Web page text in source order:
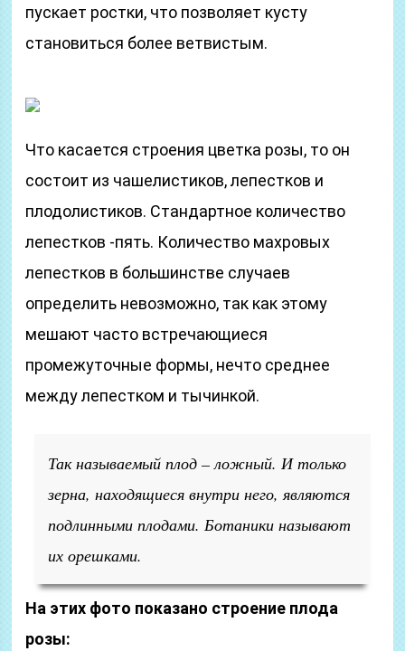
пускает ростки, что позволяет кусту
становиться более ветвистым.
Что касается строения цветка розы, то он
состоит из чашелистиков, лепестков и
плодолистиков. Стандартное количество
лепестков -пять. Количество махровых
лепестков в большинстве случаев
определить невозможно, так как этому
мешают часто встречающиеся
промежуточные формы, нечто среднее
между лепестком и тычинкой.
Так называемый плод – ложный. И только
зерна, находящиеся внутри него, являются
подлинными плодами. Ботаники называют
их орешками.
На этих фото показано строение плода
розы: